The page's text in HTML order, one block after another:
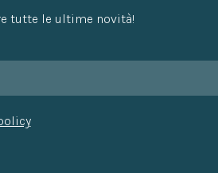
tutte le ultime novità!